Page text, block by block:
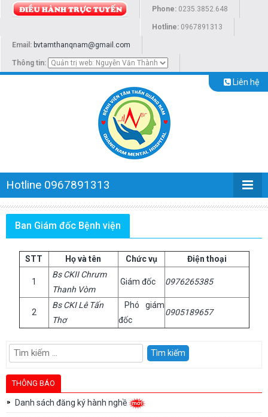
Phone: 0235.3852.648
Hotline: 0967891313
Email: bvtamthanqnam@gmail.com
Thông tin:
Liên hệ
Hotline 0967891313
Ban Giám đốc Bệnh viện
STT Họ và tên Chức vụ Điện thoại
1
Bs CKII Chrưm
Thanh Vòm
Giám đốc 0976265385
2
Bs CKI Lê Tấn
Thơ
Phó giám
đốc
0905189657
Tìm
kiếm
cho:
THÔNG BÁO
Danh sách đăng ký hành nghề